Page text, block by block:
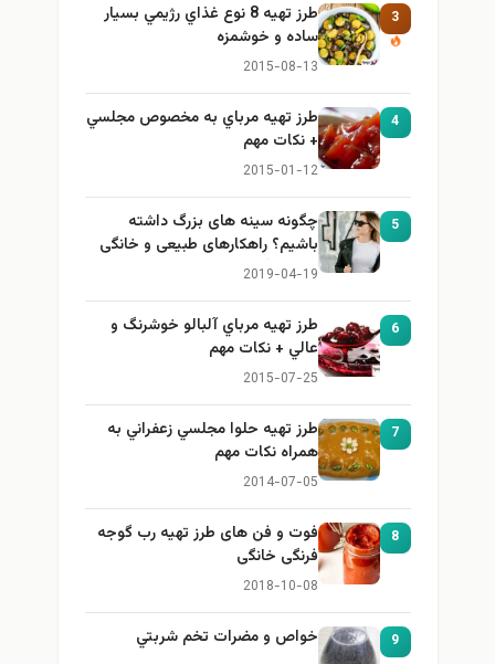
3
طرز تهيه 8 نوع غذاي رژيمي بسيار
ساده و خوشمزه
2015-08-13
4
طرز تهيه مرباي به مخصوص مجلسي
+ نكات مهم
2015-01-12
5
چگونه سینه های بزرگ داشته
باشیم؟ راهکارهای طبیعی و خانگی
برای بزرگ کردن سینه
2019-04-19
6
طرز تهيه مرباي آلبالو خوشرنگ و
عالي + نكات مهم
2015-07-25
7
طرز تهيه حلوا مجلسي زعفراني به
همراه نكات مهم
2014-07-05
8
فوت و فن های طرز تهیه رب گوجه
فرنگی خانگی
2018-10-08
9 خواص و مضرات تخم شربتي